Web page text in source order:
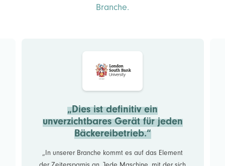
Branche.
„Dies ist definitiv ein
unverzichtbares Gerät für jeden
Bäckereibetrieb.“
„In unserer Branche kommt es auf das Element